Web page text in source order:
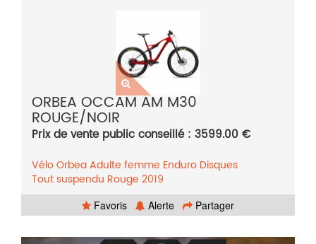
ORBEA OCCAM AM M30
ROUGE/NOIR
Prix de vente public conseillé : 3599.00 €
VéloOrbeaAdulte femme Enduro Disques
Tout suspendu Rouge 2019
Favoris Alerte Partager